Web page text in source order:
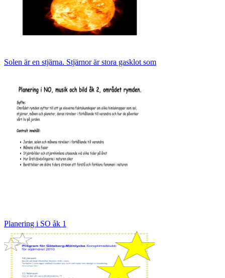
Solen är en stjärna. Stjärnor är stora gasklot som
Planering i SO åk 1